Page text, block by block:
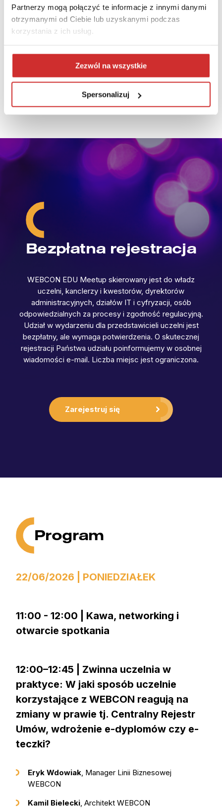
Partnerzy mogą połączyć te informacje z innymi danymi
otrzymanymi od Ciebie lub uzyskanymi podczas
korzystania z ich usług.
Zezwól na wszystkie
Spersonalizuj
Łukasz Wróbel,
Wiceprezes Zarządu, WEBCON
Program
22/06/2026 | PONIEDZIAŁEK
11:00 - 12:00 | Kawa, networking i
otwarcie spotkania
12:00–12:45 | Zwinna uczelnia w
praktyce: W jaki sposób uczelnie
korzystające z WEBCON reagują na
zmiany w prawie tj. Centralny Rejestr
Umów, wdrożenie e-dyplomów czy e-
teczki?
Eryk Wdowiak, Manager Linii Biznesowej
WEBCON
Kamil Bielecki, Architekt WEBCON
Bezpłatna rejestracja
WEBCON EDU Meetup skierowany jest do władz
uczelni, kanclerzy i kwestorów, dyrektorów
administracyjnych, działów IT i cyfryzacji, osób
odpowiedzialnych za procesy i zgodność regulacyjną.
Udział w wydarzeniu dla przedstawicieli uczelni jest
bezpłatny, ale wymaga potwierdzenia. O skutecznej
rejestracji Państwa udziału poinformujemy w osobnej
wiadomości e-mail. Liczba miejsc jest ograniczona.
Zarejestruj się